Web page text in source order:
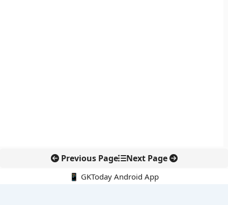
Previous Page Next Page
📱 GKToday Android App